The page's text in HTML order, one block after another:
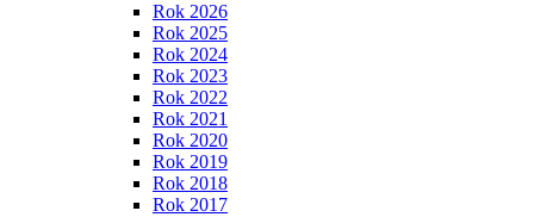
Rok 2026
Rok 2025
Rok 2024
Rok 2023
Rok 2022
Rok 2021
Rok 2020
Rok 2019
Rok 2018
Rok 2017